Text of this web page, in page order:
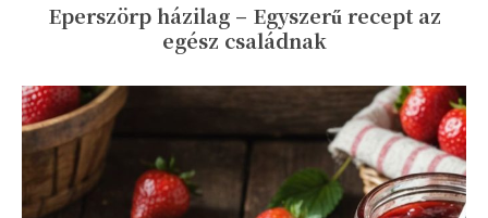
Eperszörp házilag – Egyszerű recept az
egész családnak